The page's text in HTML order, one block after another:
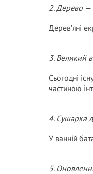
2. Дерево —
Дерев’яні
3. Великий
Сьогодні
частиною
4. Сушарка
У ванній
5.